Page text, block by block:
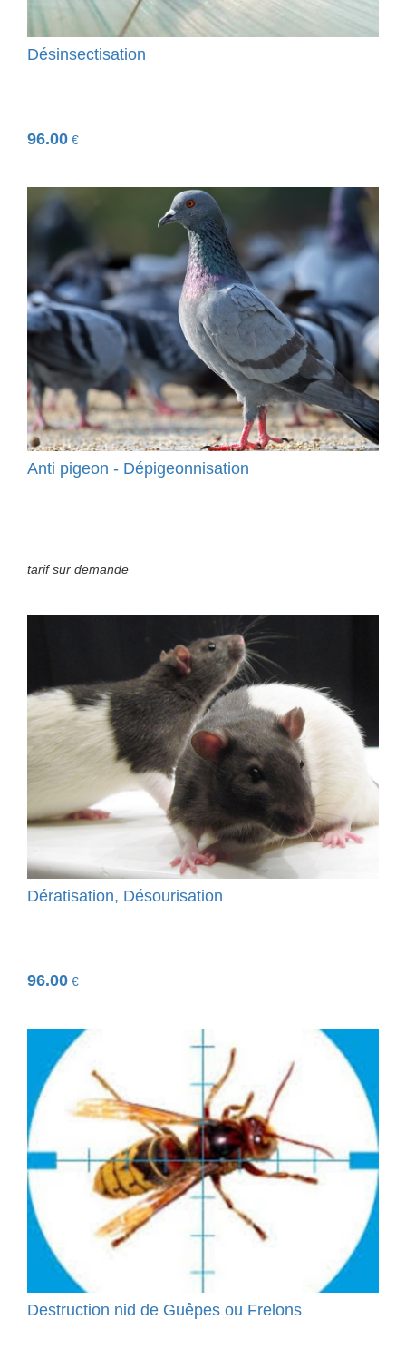
Désinsectisation
96.00 €
Anti pigeon - Dépigeonnisation
tarif sur demande
Dératisation, Désourisation
96.00 €
Destruction nid de Guêpes ou Frelons